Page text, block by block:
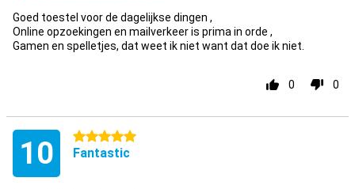
Goed toestel voor de dagelijkse dingen ,
Online opzoekingen en mailverkeer is prima in orde ,
Gamen en spelletjes, dat weet ik niet want dat doe ik niet.
0 0
10 5 stars
Fantastic